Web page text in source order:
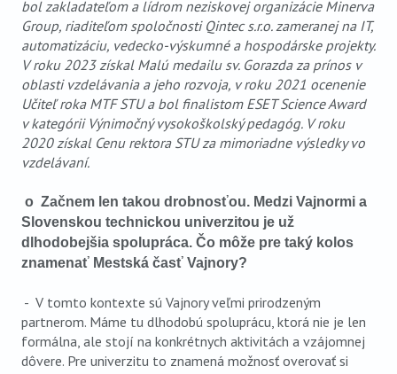
bol zakladateľom a lídrom neziskovej organizácie Minerva
Group, riaditeľom spoločnosti Qintec s.r.o. zameranej na IT,
automatizáciu, vedecko-výskumné a hospodárske projekty.
V roku 2023 získal Malú medailu sv. Gorazda za prínos v
oblasti vzdelávania a jeho rozvoja, v roku 2021 ocenenie
Učiteľ roka MTF STU a bol finalistom ESET Science Award
v kategórii Výnimočný vysokoškolský pedagóg. V roku
2020 získal Cenu rektora STU za mimoriadne výsledky vo
vzdelávaní.
o Začnem len takou drobnosťou. Medzi Vajnormi a
Slovenskou technickou univerzitou je už
dlhodobejšia spolupráca. Čo môže pre taký kolos
znamenať Mestská časť Vajnory?
- V tomto kontexte sú Vajnory veľmi prirodzeným
partnerom. Máme tu dlhodobú spoluprácu, ktorá nie je len
formálna, ale stojí na konkrétnych aktivitách a vzájomnej
dôvere. Pre univerzitu to znamená možnosť overovať si